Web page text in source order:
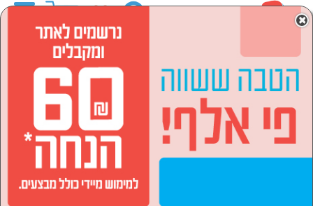
סמארטפונים, שעונים חכמים ואביזרים
הסתר רשימת קטגוריות
אוזניות (17)
סמארטפונים, שעונים חכמים ואביזרים SONY סוני
נמצאו 17 מוצרי סמארטפונים, שעונים חכמים ואביזרים של מוצרי
×